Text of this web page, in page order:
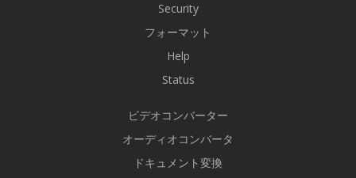
Security
フォーマット
Help
Status
ビデオコンバーター
オーディオコンバータ
ドキュメント変換